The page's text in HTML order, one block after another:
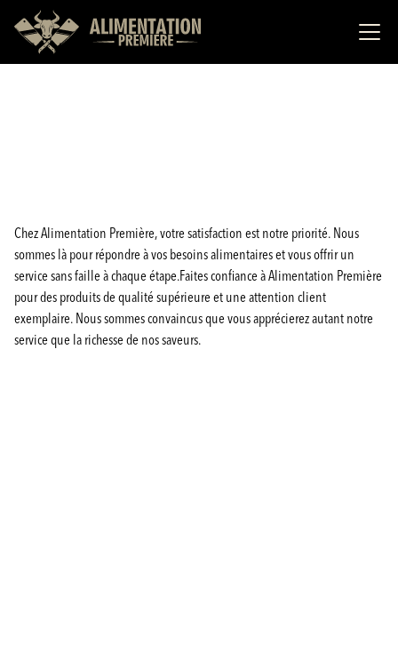
Chez Alimentation Première, votre satisfaction est notre priorité. Nous
sommes là pour répondre à vos besoins alimentaires et vous offrir un
service sans faille à chaque étape.Faites confiance à Alimentation Première
pour des produits de qualité supérieure et une attention client
exemplaire. Nous sommes convaincus que vous apprécierez autant notre
service que la richesse de nos saveurs.